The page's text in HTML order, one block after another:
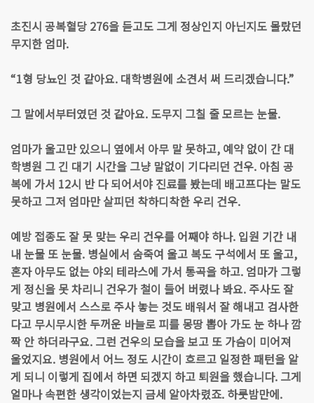
초진시 공복혈당 276을 듣고도 그게 정상인지 아닌지도 몰랐던
무지한 엄마.
“1형 당뇨인 것 같아요. 대학병원에 소견서 써 드리겠습니다.”
그 말에서부터였던 것 같아요. 도무지 그칠 줄 모르는 눈물.
엄마가 울고만 있으니 옆에서 아무 말 못하고, 예약 없이 간 대
학병원 그 긴 대기 시간을 그냥 말없이 기다리던 건우. 아침 공
복에 가서 12시 반 다 되어서야 진료를 봤는데 배고프다는 말도
못하고 그저 엄마만 살피던 착하디착한 우리 건우.
예방 접종도 잘 못 맞는 우리 건우를 어째야 하나. 입원 기간 내
내 눈물 또 눈물. 병실에서 숨죽여 울고 복도 구석에서 또 울고,
혼자 아무도 없는 야외 테라스에 가서 통곡을 하고. 엄마가 그렇
게 정신을 못 차리니 건우가 철이 들어 버렸나 봐요. 주사도 잘
맞고 병원에서 스스로 주사 놓는 것도 배워서 잘 해내고 검사한
다고 무시무시한 두꺼운 바늘로 피를 몽땅 뽑아 가도 눈 하나 깜
짝 안 하더라구요. 그런 건우의 모습을 보고 또 가슴이 미어져
울었지요. 병원에서 어느 정도 시간이 흐르고 일정한 패턴을 알
게 되니 이렇게 집에서 하면 되겠지 하고 퇴원을 했습니다. 그게
얼마나 속편한 생각이었는지 금세 알아차렸죠. 하룻밤만에.